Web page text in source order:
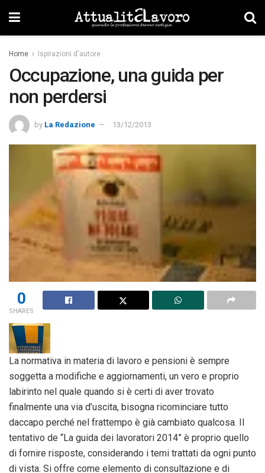
Home Ispirazioni d'autore
Occupazione, una guida per
non perdersi
by La Redazione 13/12/2013
0
SHARES
La normativa in materia di lavoro e pensioni è sempre
soggetta a modifiche e aggiornamenti, un vero e proprio
labirinto nel quale quando si è certi di aver trovato
finalmente una via d’uscita, bisogna ricominciare tutto
daccapo perché nel frattempo è già cambiato qualcosa. Il
tentativo de “La guida dei lavoratori 2014” è proprio quello
di fornire risposte, considerando i temi trattati da ogni punto
di vista. Si offre come elemento di consultazione e di